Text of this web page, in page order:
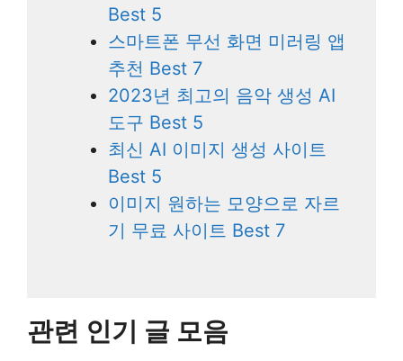
Best 5
스마트폰 무선 화면 미러링 앱
추천 Best 7
2023년 최고의 음악 생성 AI
도구 Best 5
최신 AI 이미지 생성 사이트
Best 5
이미지 원하는 모양으로 자르
기 무료 사이트 Best 7
관련 인기 글 모음